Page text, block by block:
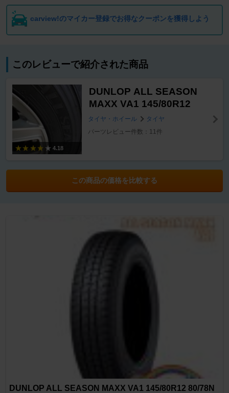
carview!のマイカー登録でお得なクーポンを獲得しよう
このレビューで紹介された商品
4.18
DUNLOP ALL SEASON
MAXX VA1 145/80R12
タイヤ・ホイール
タイヤ
パーツレビュー件数：11件
この商品の価格を比較する
DUNLOP ALL SEASON MAXX VA1 145/80R12 80/78N